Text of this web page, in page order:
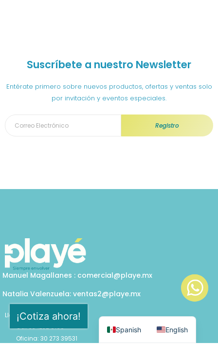
Suscríbete a nuestro Newsletter
Entérate primero sobre nuevos productos, ofertas y ventas solo
por invitación y eventos especiales.
Registro
Manuel Magallanes : comercial@playe.mx
Natalia Valenzuela: ventas2@playe.mx
Llámanos
Cel: 33 1232 8168
Oficina: 30 273 39531
¡Cotiza ahora!
Spanish English